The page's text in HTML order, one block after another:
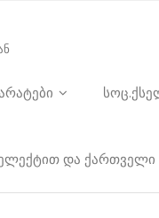
და ქართველი